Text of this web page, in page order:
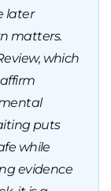
later
matters.
which
puts
while
evidence